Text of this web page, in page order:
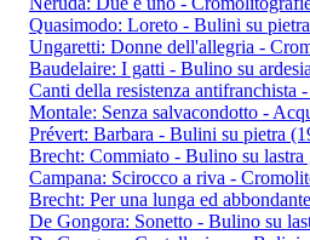
Quasimodo: Loreto - Bulini su
Ungaretti: Donne dell'allegria -
Baudelaire: I gatti - Bulino su
Canti della resistenza antifranchista
Montale: Senza salvacondotto -
Prévert: Barbara - Bulini su pietra
Brecht: Commiato - Bulino su lastra
Campana: Scirocco a riva -
Brecht: Per una lunga ed
De Gongora: Sonetto - Bulino su